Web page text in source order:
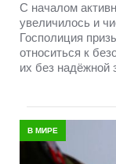
С началом
увеличилось и
Госполиция
относиться к
их без надёжной
В МИРЕ